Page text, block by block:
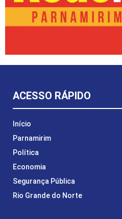
ACESSO RÁPIDO
Início
Parnamirim
Política
Economia
Segurança Pública
Rio Grande do Norte